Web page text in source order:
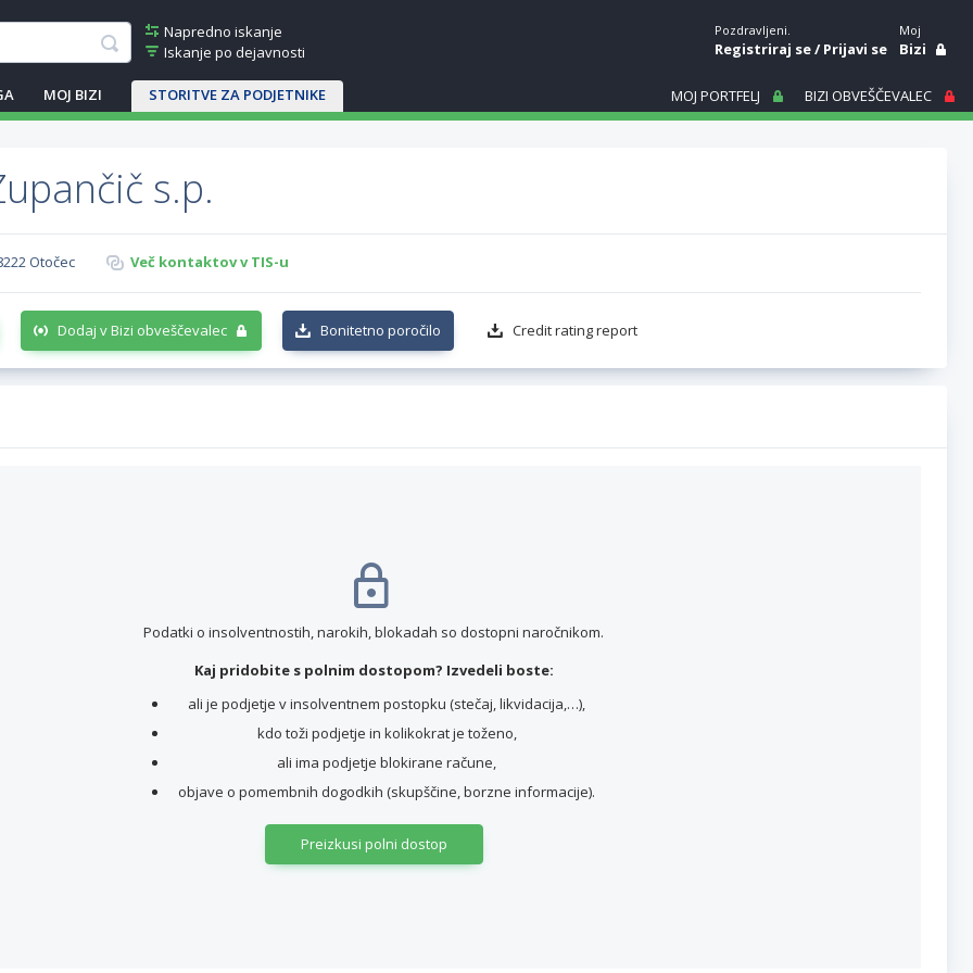
Napredno iskanje
Iskanje po dejavnosti
MOJ BIZI STORITVE ZA PODJETNIKE
Pozdravljeni.
Registriraj se/Prijavi se
Moj
Bizi
MOJ PORTFELJ BIZI OBVEŠČEVALEC
s.p.
Otočec Več kontaktov v TIS-u
Dodaj v Bizi obveščevalec Bonitetno poročilo Credit rating report
Podatki o insolventnostih, narokih, blokadah so dostopni naročnikom.
Kaj pridobite s polnim dostopom? Izvedeli boste:
ali je podjetje v insolventnem postopku (stečaj, likvidacija,…),
kdo toži podjetje in kolikokrat je toženo,
ali ima podjetje blokirane račune,
objave o pomembnih dogodkih (skupščine, borzne informacije).
Preizkusi polni dostop